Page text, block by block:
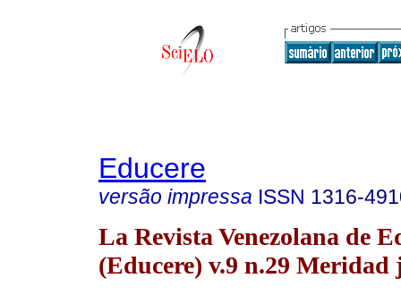
Educere
versão impressa ISSN 1316-
La Revista Venezolana de
(Educere) v.9 n.29 Meridad